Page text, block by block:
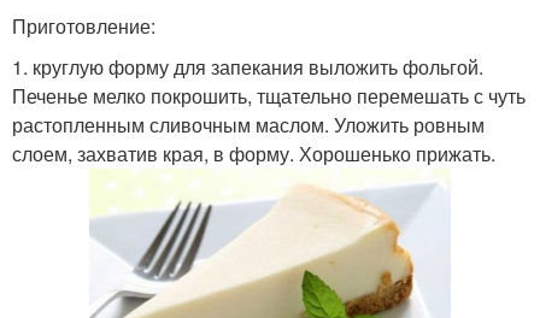
Приготовление:
1. круглую форму для запекания выложить фольгой.
Печенье мелко покрошить, тщательно перемешать с чуть
растопленным сливочным маслом. Уложить ровным
слоем, захватив края, в форму. Хорошенько прижать.